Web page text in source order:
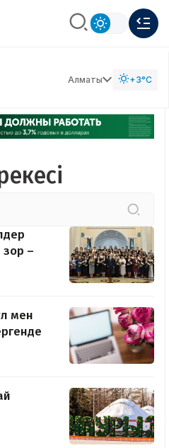
Алматы +3°C
зор –
мен